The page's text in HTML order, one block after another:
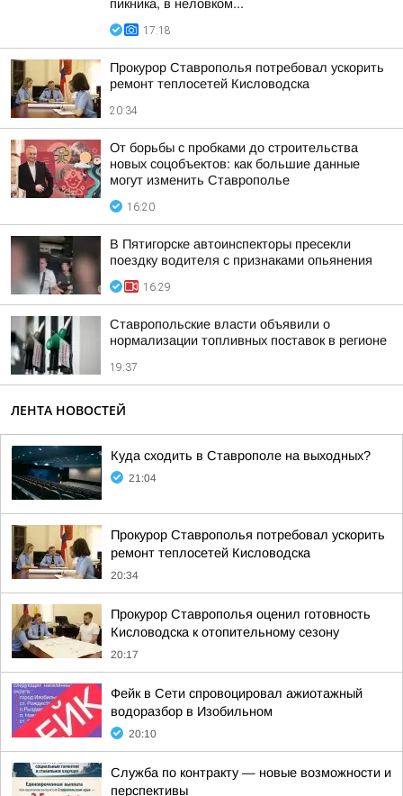
пикника, в неловком...
17:18
Прокурор Ставрополья потребовал ускорить
ремонт теплосетей Кисловодска
20:34
От борьбы с пробками до строительства
новых соцобъектов: как большие данные
могут изменить Ставрополье
16:20
В Пятигорске автоинспекторы пресекли
поездку водителя с признаками опьянения
16:29
Ставропольские власти объявили о
нормализации топливных поставок в регионе
19:37
ЛЕНТА НОВОСТЕЙ
Куда сходить в Ставрополе на выходных?
21:04
Прокурор Ставрополья потребовал ускорить
ремонт теплосетей Кисловодска
20:34
Прокурор Ставрополья оценил готовность
Кисловодска к отопительному сезону
20:17
Фейк в Сети спровоцировал ажиотажный
водоразбор в Изобильном
20:10
Служба по контракту — новые возможности и
перспективы